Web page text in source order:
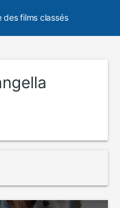
des films classés